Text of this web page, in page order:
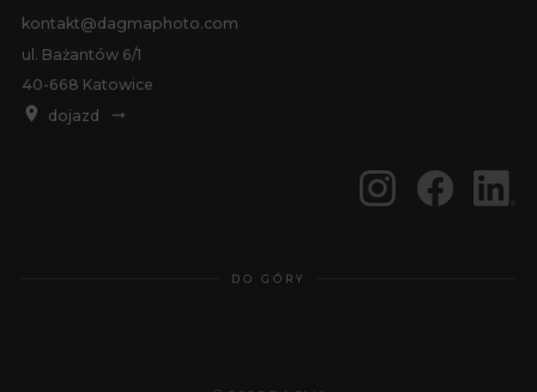
kontakt@dagmaphoto.com
ul. Bażantów 6/1
40-668 Katowice
dojazd
DO GÓRY